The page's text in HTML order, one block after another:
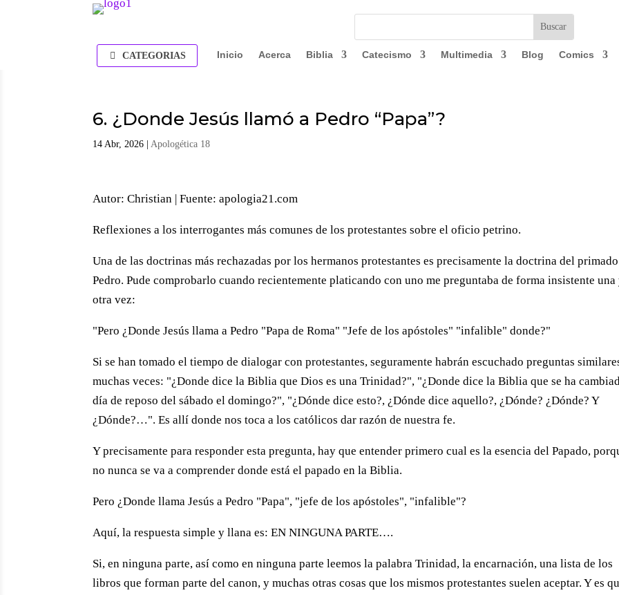
CATEGORIAS Inicio Acerca Biblia Catecismo Multimedia Blog Comics
6. ¿Donde Jesús llamó a Pedro “Papa”?
14 Abr, 2026 |Apologética 18
Autor: Christian | Fuente: apologia21.com
Reflexiones a los interrogantes más comunes de los protestantes sobre el oficio petrino.
Una de las doctrinas más rechazadas por los hermanos protestantes es precisamente la doctrina del
Pedro. Pude comprobarlo cuando recientemente platicando con uno me preguntaba de forma insistente una
otra vez:
"Pero ¿Donde Jesús llama a Pedro "Papa de Roma" "Jefe de los apóstoles" "infalible" donde?"
Si se han tomado el tiempo de dialogar con protestantes, seguramente habrán escuchado preguntas
muchas veces: "¿Donde dice la Biblia que Dios es una Trinidad?", "¿Donde dice la Biblia que se ha
día de reposo del sábado el domingo?", "¿Dónde dice esto?, ¿Dónde dice aquello?, ¿Dónde? ¿Dónde? Y
¿Dónde?…". Es allí donde nos toca a los católicos dar razón de nuestra fe.
Y precisamente para responder esta pregunta, hay que entender primero cual es la esencia del Papado,
no nunca se va a comprender donde está el papado en la Biblia.
Pero ¿Donde llama Jesús a Pedro "Papa", "jefe de los apóstoles", "infalible"?
Aquí, la respuesta simple y llana es: EN NINGUNA PARTE….
Si, en ninguna parte, así como en ninguna parte leemos la palabra Trinidad, la encarnación, una lista de los
libros que forman parte del canon, y muchas otras cosas que los mismos protestantes suelen aceptar. Y es